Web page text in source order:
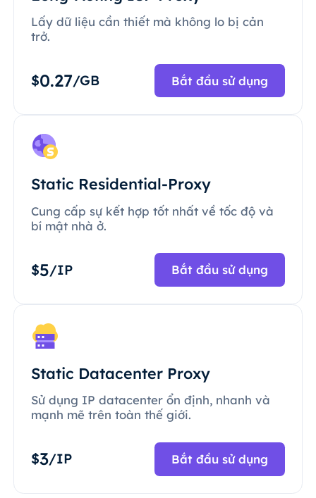
Lấy dữ liệu cần thiết mà không lo bị cản
trở.
$0.27/GB Bắt đầu sử dụng
Static Residential-Proxy
Cung cấp sự kết hợp tốt nhất về tốc độ và
bí mật nhà ở.
$5/IP Bắt đầu sử dụng
Static Datacenter Proxy
Sử dụng IP datacenter ổn định, nhanh và
mạnh mẽ trên toàn thế giới.
$3/IP Bắt đầu sử dụng